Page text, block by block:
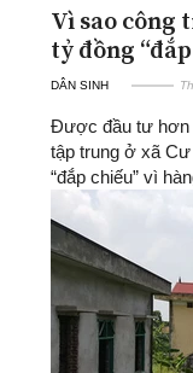
Vì sao công
tỷ đồng
DÂN SINH
Được đầu tư hơn
tập trung ở xã
“đắp chiếu” vì